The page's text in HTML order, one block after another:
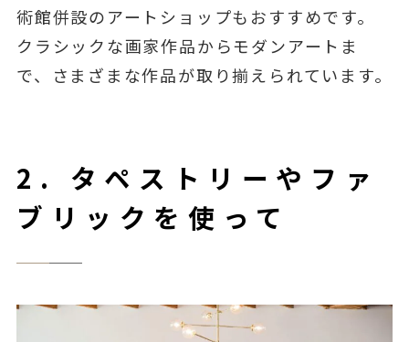
術館併設のアートショップもおすすめです。
クラシックな画家作品からモダンアートま
で、さまざまな作品が取り揃えられています。
2. タペストリーやファ
ブリックを使って